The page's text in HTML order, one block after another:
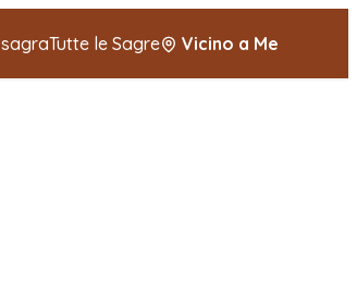
Tutte le Sagre Vicino a Me